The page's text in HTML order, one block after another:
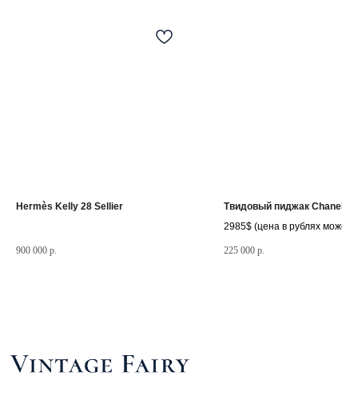
Hermès Kelly 28 Sellier
900 000 р.
Твидовый пиджак Chanel
2985$ (цена в рублях может
225 000 р.
Слово основателя